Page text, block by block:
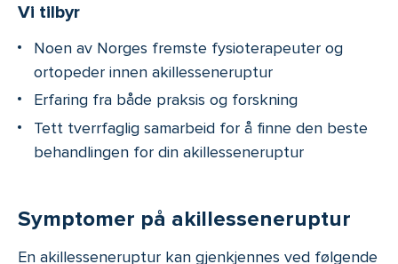
Vi tilbyr
Noen av Norges fremste fysioterapeuter og
ortopeder innen akillesseneruptur
Erfaring fra både praksis og forskning
Tett tverrfaglig samarbeid for å finne den beste
behandlingen for din akillesseneruptur
Symptomer på akillesseneruptur
En akillesseneruptur kan gjenkjennes ved følgende